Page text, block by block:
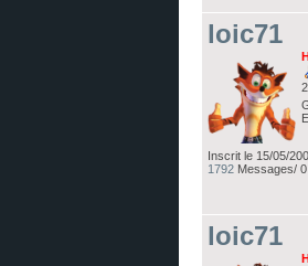
loic71
Inscrit le 15/05/
1792 Messages/
loic71